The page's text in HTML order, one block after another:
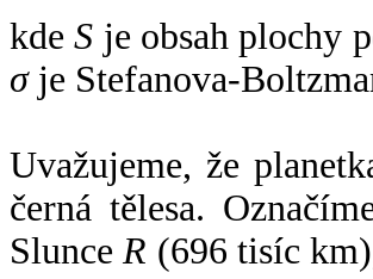
kdeS je obsah plochy
σje Stefanova-
Uvažujeme, že
černá tělesa.
SlunceR (696 tisíc